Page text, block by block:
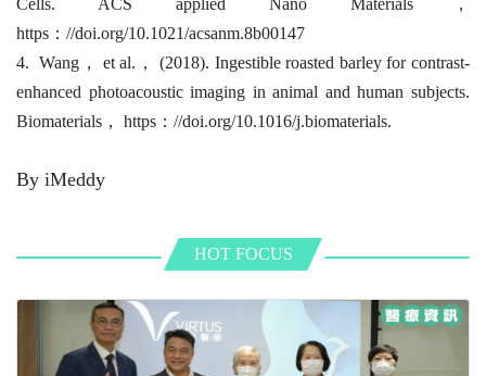
Cells. ACS applied Nano Materials ，
https ： //doi.org/10.1021/acsanm.8b00147
4. Wang ， et al. ，
(2018). Ingestible roasted barley for contrast-
enhanced photoacoustic imaging in animal and human subjects.
Biomaterials ， https ： //doi.org/10.1016/j.biomaterials.
By iMeddy
HOT FOCUS